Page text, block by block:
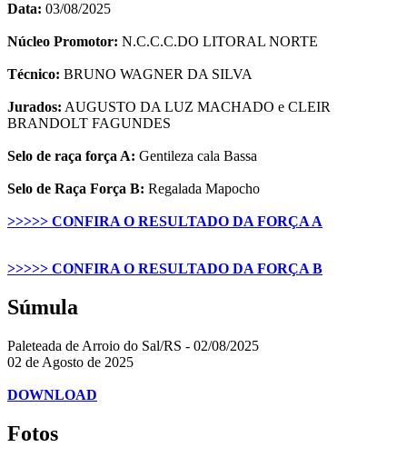
Data: 03/08/2025
Núcleo Promotor: N.C.C.C.DO LITORAL NORTE
Técnico: BRUNO WAGNER DA SILVA
Jurados: AUGUSTO DA LUZ MACHADO e CLEIR
BRANDOLT FAGUNDES
Selo de raça força A: Gentileza cala Bassa
Selo de Raça Força B: Regalada Mapocho
>>>>> CONFIRA O RESULTADO DA FORÇA A
>>>>> CONFIRA O RESULTADO DA FORÇA B
Súmula
Paleteada de Arroio do Sal/RS - 02/08/2025
02 de Agosto de 2025
DOWNLOAD
Fotos